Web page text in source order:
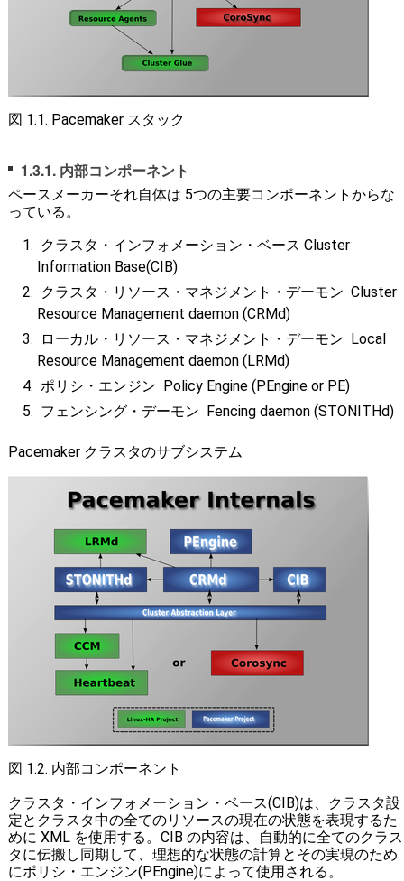
図 1.1. Pacemaker スタック
1.3.1. 内部コンポーネント
ペースメーカーそれ自体は 5つの主要コンポーネントからな
っている。
クラスタ・インフォメーション・ベース Cluster
Information Base(CIB)
クラスタ・リソース・マネジメント・デーモン Cluster
Resource Management daemon (CRMd)
ローカル・リソース・マネジメント・デーモン Local
Resource Management daemon (LRMd)
ポリシ・エンジン Policy Engine (PEngine or PE)
フェンシング・デーモン Fencing daemon (STONITHd)
Pacemaker クラスタのサブシステム
図 1.2. 内部コンポーネント
クラスタ・インフォメーション・ベース(CIB)は、クラスタ設
定とクラスタ中の全てのリソースの現在の状態を表現するた
めに XML を使用する。CIB の内容は、自動的に全てのクラス
タに伝搬し同期して、理想的な状態の計算とその実現のため
にポリシ・エンジン(PEngine)によって使用される。